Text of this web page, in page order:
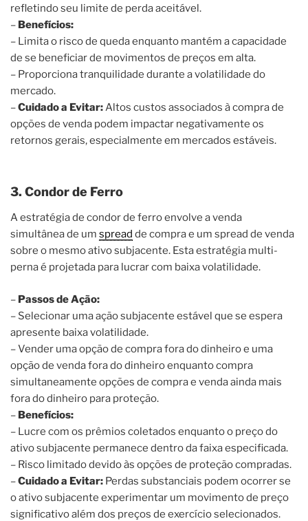
refletindo seu limite de perda aceitável.
– Benefícios:
– Limita o risco de queda enquanto mantém a capacidade
de se beneficiar de movimentos de preços em alta.
– Proporciona tranquilidade durante a volatilidade do
mercado.
–Cuidado a Evitar:Altos custos associados à compra de
opções de venda podem impactar negativamente os
retornos gerais, especialmente em mercados estáveis.
3. Condor de Ferro
A estratégia de condor de ferro envolve a venda
simultânea de um spread de compra e um spread de venda
sobre o mesmo ativo subjacente. Esta estratégia multi-
perna é projetada para lucrar com baixa volatilidade.
– Passos de Ação:
– Selecionar uma ação subjacente estável que se espera
apresente baixa volatilidade.
– Vender uma opção de compra fora do dinheiro e uma
opção de venda fora do dinheiro enquanto compra
simultaneamente opções de compra e venda ainda mais
fora do dinheiro para proteção.
– Benefícios:
– Lucre com os prêmios coletados enquanto o preço do
ativo subjacente permanece dentro da faixa especificada.
– Risco limitado devido às opções de proteção compradas.
–Cuidado a Evitar: Perdas substanciais podem ocorrer se
o ativo subjacente experimentar um movimento de preço
significativo além dos preços de exercício selecionados.